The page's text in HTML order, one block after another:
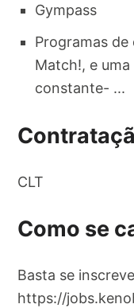
Gympass
Programas
Match!, e
constante- ...
CLT
Como se
Basta se
https://